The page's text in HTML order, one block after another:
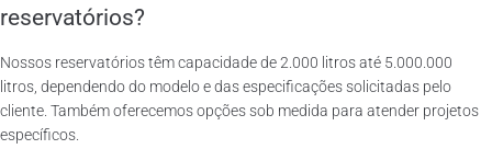
reservatórios?
Nossos reservatórios têm capacidade de 2.000 litros até 5.000.000
litros, dependendo do modelo e das especificações solicitadas pelo
cliente. Também oferecemos opções sob medida para atender projetos
específicos.